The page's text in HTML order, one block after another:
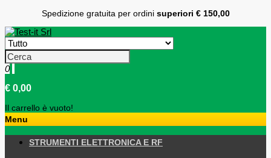
Spedizione gratuita per ordini superiori € 150,00
0
€ 0,00
Il carrello è vuoto!
Menu
STRUMENTI ELETTRONICA E RF